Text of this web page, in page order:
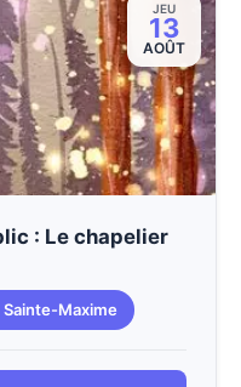
JEU
13
AOÛT
: Le chapelier
Sainte-Maxime